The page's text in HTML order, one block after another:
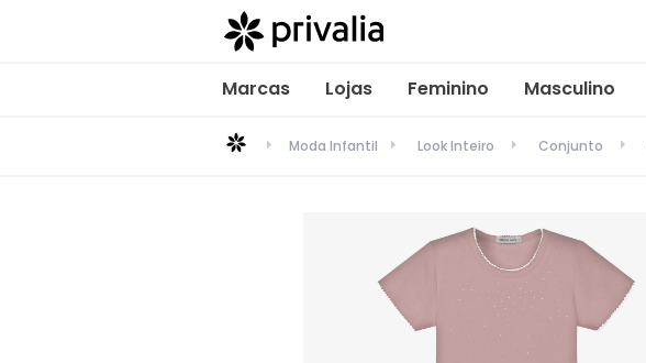
Marcas Lojas Feminino Masculino
Moda Infantil Look Inteiro Conjunto